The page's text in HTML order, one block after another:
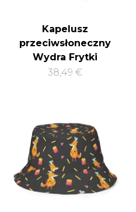
Kapelusz
przeciwsłoneczny
Wydra Frytki
38,49 €